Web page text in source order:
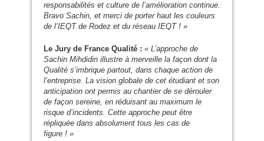
responsabilités et culture de l’amélioration continue.
Bravo Sachin, et merci de porter haut les couleurs
de l’IEQTde Rodez et du réseau IEQT! »
Le Jury de France Qualité : « L’approche de
Sachin Mihdidin illustre à merveille la façon dont la
Qualité s’imbrique partout, dans chaque action de
l’entreprise. La vision globale de cet étudiant et son
anticipation ont permis au chantier de se dérouler
de façon sereine, en réduisant au maximum le
risque d’incidents. Cette approche peut être
répliquée dans absolument tous les cas de
figure ! »